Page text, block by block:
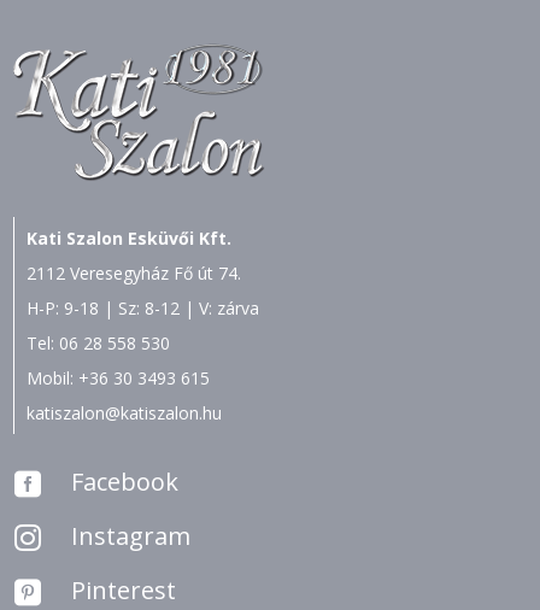
Kati Szalon Esküvői Kft.
2112 Veresegyház Fő út 74.
H-P: 9-18 | Sz: 8-12 | V: zárva
Tel: 06 28 558 530
Mobil: +36 30 3493 615
katiszalon@katiszalon.hu
 Facebook
 Instagram
 Pinterest